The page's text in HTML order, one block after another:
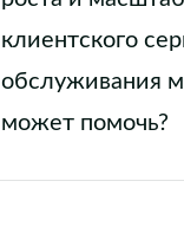
клиентского
обслуживания
может помочь?